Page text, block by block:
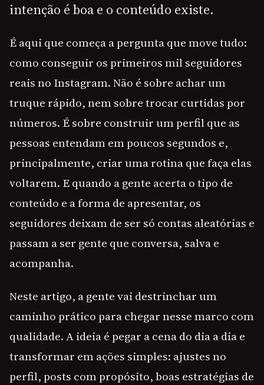
intenção é boa e o conteúdo existe.
É aqui que começa a pergunta que move tudo:
como conseguir os primeiros mil seguidores
reais no Instagram. Não é sobre achar um
truque rápido, nem sobre trocar curtidas por
números. É sobre construir um perfil que as
pessoas entendam em poucos segundos e,
principalmente, criar uma rotina que faça elas
voltarem. E quando a gente acerta o tipo de
conteúdo e a forma de apresentar, os
seguidores deixam de ser só contas aleatórias e
passam a ser gente que conversa, salva e
acompanha.
Neste artigo, a gente vai destrinchar um
caminho prático para chegar nesse marco com
qualidade. A ideia é pegar a cena do dia a dia e
transformar em ações simples: ajustes no
perfil, posts com propósito, boas estratégias de